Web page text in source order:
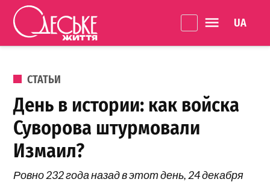
Перейти к содержанию
життя
ОПУБЛИКОВАНО В
СТАТЬИ
День в истории: как войска
Суворова штурмовали
Измаил?
Ровно 232 года назад в этот день, 24 декабря